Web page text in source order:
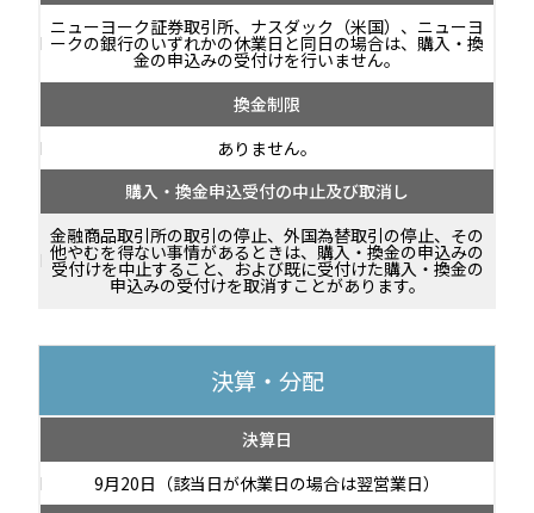
ニューヨーク証券取引所、ナスダック（米国）、ニューヨ
ークの銀行のいずれかの休業日と同日の場合は、購入・換
金の申込みの受付けを行いません。
換金制限
ありません。
購入・換金申込受付の中止及び取消し
金融商品取引所の取引の停止、外国為替取引の停止、その
他やむを得ない事情があるときは、購入・換金の申込みの
受付けを中止すること、および既に受付けた購入・換金の
申込みの受付けを取消すことがあります。
決算・分配
決算日
9月20日（該当日が休業日の場合は翌営業日）